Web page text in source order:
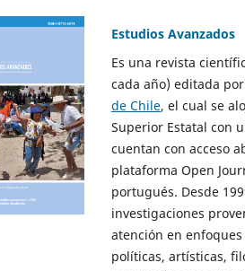
Estudios Avanzados
Es una revista
cada año) editada
de Chile, el cual se
Superior Estatal con
cuentan con acceso
plataforma Open
portugués. Desde
investigaciones
atención en
políticas, artísticas,